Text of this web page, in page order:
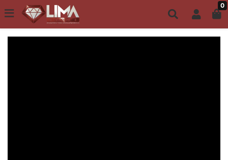
Todo site até 6X s/ juros | Frete Grátis a partir de R$149,00 0
ACESSÓRIOS MASCULINOS